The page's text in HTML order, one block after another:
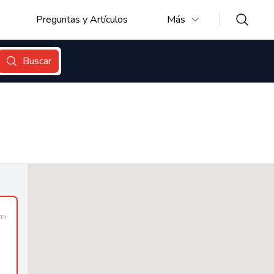
Preguntas y Artículos Más
Buscar